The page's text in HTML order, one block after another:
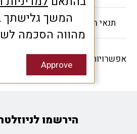
תנאי האחריות
אפשרויות שיתוף -
הירשמו
המשך גלישתך
מהווה הסכמה
Approve